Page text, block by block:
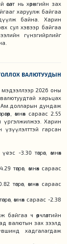
нь хөрөнгийн зах
харуулж байгаа
байна. Харин
сул хэвээр байгаа
гүнзгийрлийг
ВАЛЮТУУДЫН
2026 оны
харьцах
Ам.долларын дундаж
өмнөх сараас 2.55
үргэлжилжээ. Харин
үзүүлэлттэй гарсан
-3.30 төгрөг, өмнөх
төгрөг, өмнөх сараас
төгрөг, өмнөх сараас
өмнөх сараас -2.38
байгаа ч өөрчлөлтийн
валютын зах зээлд
хадгалагдаж